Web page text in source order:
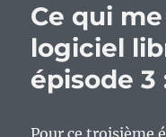
Ce qui
logiciel
épisode 3